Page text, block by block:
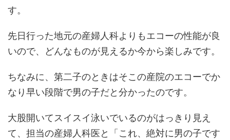
す。
先日行った地元の産婦人科よりもエコーの性能が良
いので、どんなものが見えるか今から楽しみです。
ちなみに、第二子のときはそこの産院のエコーでか
なり早い段階で男の子だと分かったのです。
大股開いてスイスイ泳いでいるのがはっきり見え
て、担当の産婦人科医と「これ、絶対に男の子です